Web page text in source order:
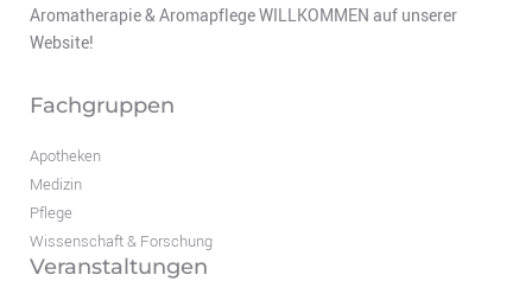
Aromatherapie & Aromapflege WILLKOMMEN auf unserer
Website!
Fachgruppen
Apotheken
Medizin
Pflege
Wissenschaft & Forschung
Veranstaltungen